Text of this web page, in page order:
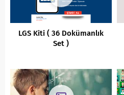
LGS Kiti ( 36 Dokümanlık
Set )